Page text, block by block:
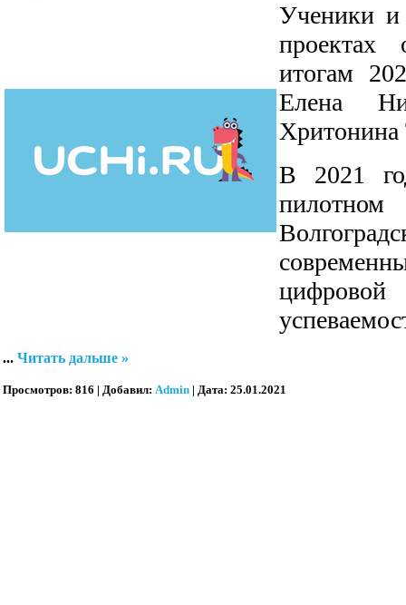
Ученики и
проектах
итогам
Елена
Хритонина
В 2021
... Читать дальше »
Просмотров: 816 | Добавил: Admin | Дата: 25.01.2021